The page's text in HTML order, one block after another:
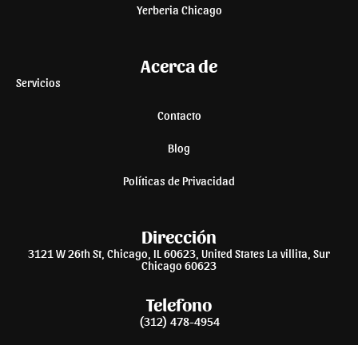
Yerberia Chicago
Acerca de
Servicios
Contacto
Blog
Políticas de Privacidad
Dirección
3121 W 26th St, Chicago, IL 60623, United States La villita, Sur
Chicago 60623
Telefono
(312) 478-4954